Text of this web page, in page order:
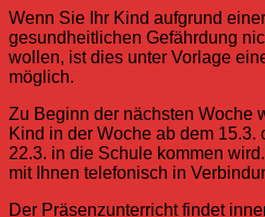
Wenn Sie Ihr Kind aufgrund
gesundheitlichen Gefährdung
wollen, ist dies unter Vorlage
möglich.
Zu Beginn der nächsten Woche
Kind in der Woche ab dem 15.3.
22.3. in die Schule kommen
mit Ihnen telefonisch in
Der Präsenzunterricht findet